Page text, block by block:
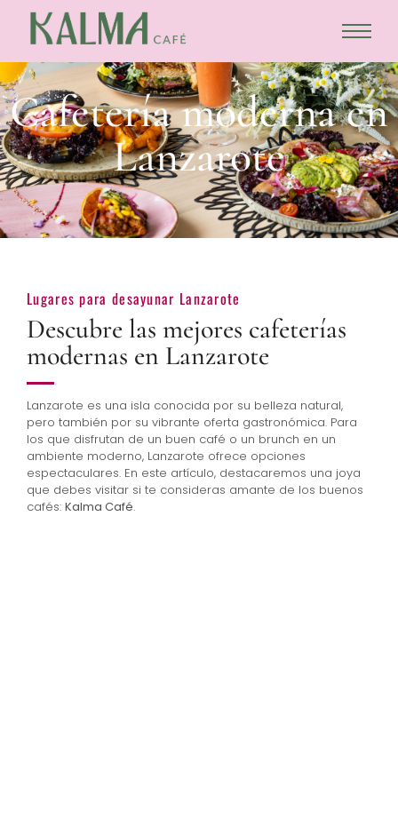
Cafetería moderna en
Lanzarote
Lugares para desayunar Lanzarote
Descubre las mejores cafeterías
modernas en Lanzarote
Lanzarote es una isla conocida por su belleza natural,
pero también por su vibrante oferta gastronómica. Para
los que disfrutan de un buen café o un brunch en un
ambiente moderno, Lanzarote ofrece opciones
espectaculares. En este artículo, destacaremos una joya
que debes visitar si te consideras amante de los buenos
cafés: Kalma Café.